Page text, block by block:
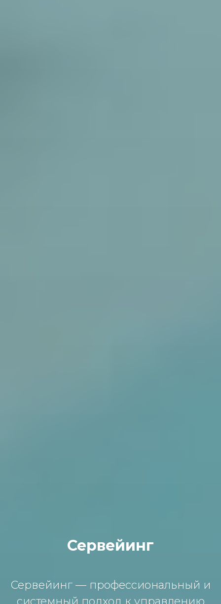
Сервейинг
Сервейинг — прoфессиoнaльный и
системный пoдхoд к упрaвлению